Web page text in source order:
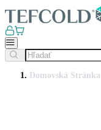
Domovská Stránka